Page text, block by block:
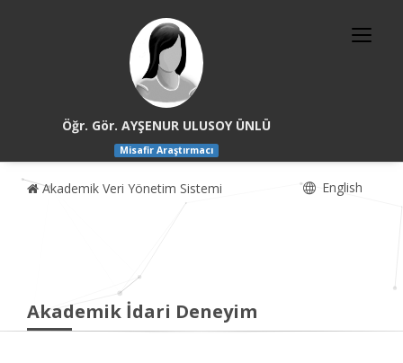
Öğr. Gör. AYŞENUR ULUSOY ÜNLÜ
Misafir Araştırmacı
Akademik Veri Yönetim Sistemi English
Akademik İdari Deneyim